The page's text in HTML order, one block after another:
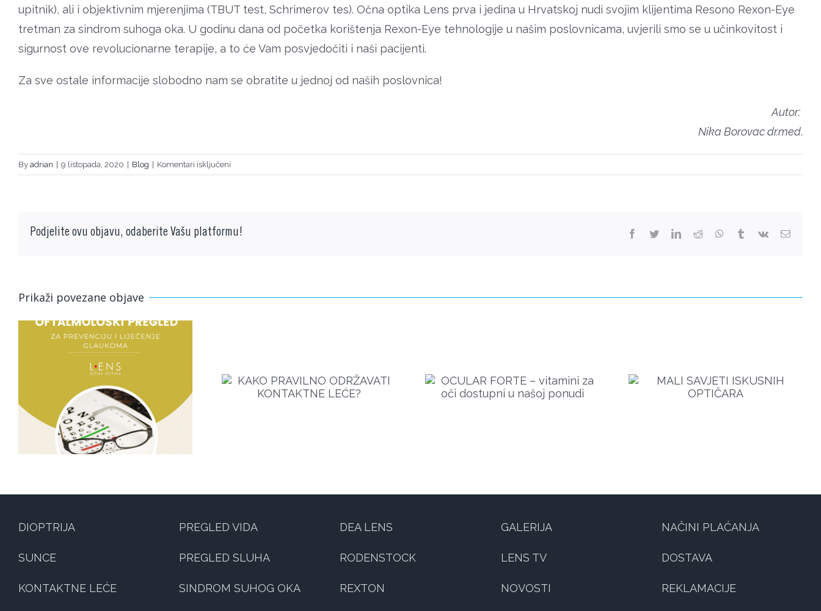
upitnik), ali i objektivnim mjerenjima (TBUT test, Schrimerov tes). Očna optika Lens prva i jedina u Hrvatskoj nudi svojim klijentima Resono Rexon-Eye
tretman za sindrom suhoga oka. U godinu dana od početka korištenja Rexon-Eye tehnologije u našim poslovnicama, uvjerili smo se u učinkovitost i
sigurnost ove revolucionarne terapije, a to će Vam posvjedočiti i naši pacijenti.
Za sve ostale informacije slobodno nam se obratite u jednoj od naših poslovnica!
Autor:
Nika Borovac dr.med.
By adrian 9 listopada, 2020 Blog Komentari isključeni
ŠTO
OKA
Podjelite ovu objavu, odaberite Vašu platformu! facebook
twitterlinkedinreddit whatsapptumblrvk Email:
Prikaži povezane objave
KAKO PRAVILNO ODRŽAVATI
KONTAKTNE LEĆE?
OCULAR FORTE – vitamini za oči
MALI SAVJETI ISKUSNIH OPTIČARA
DIOPTRIJA
SUNCE
KONTAKTNE LEĆE
PREGLED VIDA
PREGLED SLUHA
SINDROM SUHOG OKA
DEA LENS
RODENSTOCK
REXTON
GALERIJA
LENS TV
NOVOSTI
NAČINI PLAĆANJA
DOSTAVA
REKLAMACIJE